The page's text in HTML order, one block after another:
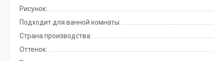
Рисунок:
Подходит для ванной комнаты:
Страна производства:
Оттенок: